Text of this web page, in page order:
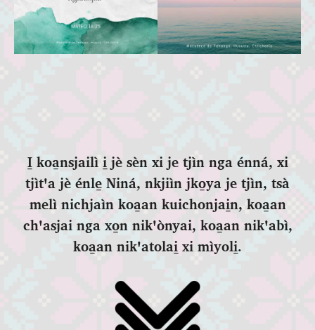
I̱ koa̱nsjailì i̱ jè sèn xi je tjìn nga énná, xi
tjìtꞌa jè énle̱ Niná, nkjiìn jko̱ya je tjìn, tsà
melì nichjaìn koa̱an kuichonjai̱n, koa̱an
chꞌasjai nga xo̱n nikꞌònyai, koa̱an nikꞌabì,
koa̱an nikꞌatolai̱ xi mìyoli̱.